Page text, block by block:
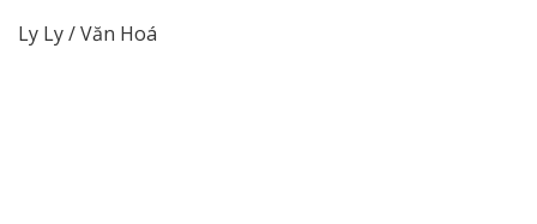
Ly Ly / Văn Hoá